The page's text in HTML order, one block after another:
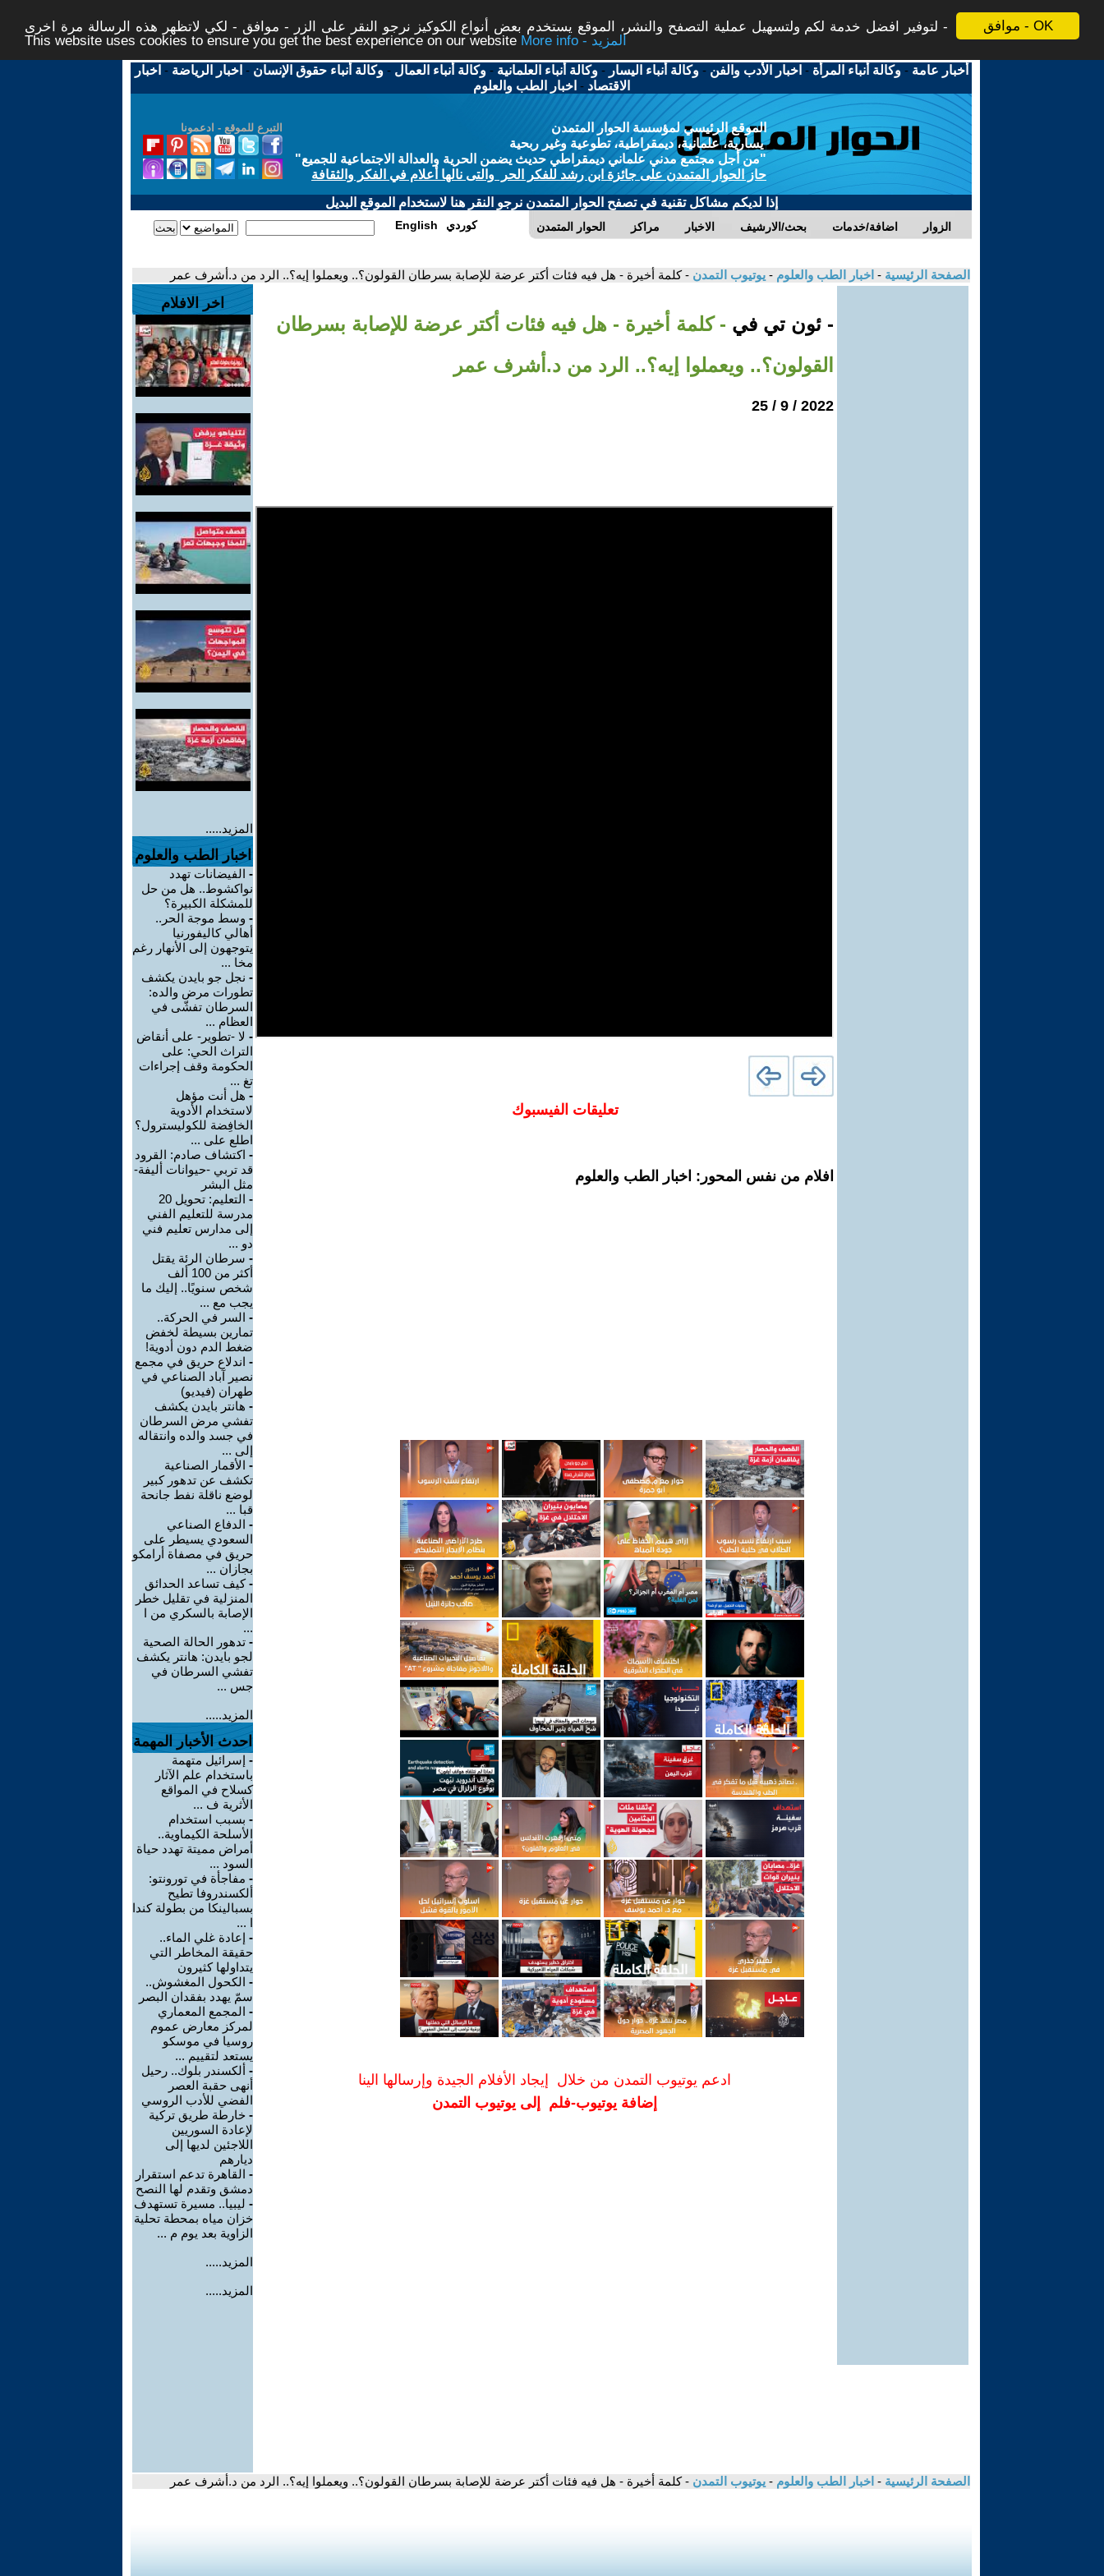
موافق - OK
لتوفير افضل خدمة لكم ولتسهيل عملية التصفح والنشر، الموقع يستخدم بعض أنواع الكوكيز نرجو النقر على الزر - موافق - لكي لاتظهر هذه الرسالة مرة اخرى -
This website uses cookies to ensure you get the best experience on our website
More info - المزيد
أخبار عامة -وكالة أنباء المرأة - اخبار الأدب والفن -وكالة أنباء اليسار -وكالة أنباء العلمانية -وكالة أنباء العمال -وكالة أنباء حقوق الإنسان - اخبار الرياضة - اخبار
الاقتصاد - اخبار الطب والعلوم
التبرع للموقع - ادعمونا
الموقع الرئيسي لمؤسسة الحوار المتمدن
يسارية، علمانية، ديمقراطية، تطوعية وغير ربحية
"من أجل مجتمع مدني علماني ديمقراطي حديث يضمن الحرية والعدالة الاجتماعية للجميع"
حاز الحوار المتمدن على جائزة ابن رشد للفكر الحر والتى نالها أعلام في الفكر والثقافة
إذا لديكم مشاكل تقنية في تصفح الحوار المتمدن نرجو النقر هنا لاستخدام الموقع البديل
الحوار المتمدن مراكز الاخبار بحث/الارشيف اضافة/خدمات الزوار English كوردي
الصفحة الرئيسية - اخبار الطب والعلوم - يوتيوب التمدن - كلمة أخيرة - هل فيه فئات أكتر عرضة للإصابة بسرطان القولون؟.. ويعملوا إيه؟.. الرد من د.أشرف عمر
- ئون تي في - كلمة أخيرة - هل فيه فئات أكتر عرضة للإصابة بسرطان
القولون؟.. ويعملوا إيه؟.. الرد من د.أشرف عمر
2022 / 9 / 25
تعليقات الفيسبوك
افلام من نفس المحور: اخبار الطب والعلوم
ادعم يوتيوب التمدن من خلال إيجاد الأفلام الجيدة وإرسالها الينا
إضافة يوتيوب-فلم إلى يوتيوب التمدن
اخر الافلام
المزيد.....
اخبار الطب والعلوم
- الفيضانات تهدد
نواكشوط.. هل من حل
للمشكلة الكبيرة؟
- وسط موجة الحر..
أهالي كاليفورنيا
يتوجهون إلى الأنهار رغم
مخا ...
- نجل جو بايدن يكشف
تطورات مرض والده:
السرطان تفشّى في
العظام ...
- لا -تطوير- على أنقاض
التراث الحي: على
الحكومة وقف إجراءات
تغ ...
- هل أنت مؤهل
لاستخدام الأدوية
الخافِضة للكوليسترول؟
اطلع على ...
- اكتشاف صادم: القرود
قد تربي -حيوانات أليفة-
مثل البشر
-
التعليم: تحويل 20
مدرسة للتعليم الفني
إلى مدارس تعليم فني
دو ...
- سرطان الرئة يقتل
أكثر من 100 ألف
شخص سنويًا.. إليك ما
يجب مع ...
- السر في الحركة..
تمارين بسيطة لخفض
ضغط الدم دون أدوية!
- اندلاع حريق في مجمع
نصير آباد الصناعي في
طهران (فيديو)
- هانتر بايدن يكشف
تفشي مرض السرطان
في جسد والده وانتقاله
إلى ...
- الأقمار الصناعية
تكشف عن تدهور كبير
لوضع ناقلة نفط جانحة
قبا ...
- الدفاع الصناعي
السعودي يسيطر على
حريق في مصفاة أرامكو
بجازان ...
-كيف تساعد الحدائق
المنزلية في تقليل خطر
الإصابة بالسكري من ا
...
- تدهور الحالة الصحية
لجو بايدن: هانتر يكشف
تفشي السرطان في
جس ...
المزيد.....
احدث الأخبار المهمة
- إسرائيل متهمة
باستخدام علم الآثار
كسلاح في المواقع
الأثرية ف ...
- بسبب استخدام
الأسلحة الكيماوية..
أمراض مميتة تهدد حياة
السود ...
- مفاجأة في تورونتو:
ألكسندروفا تطيح
بسبالينكا من بطولة كندا
ا ...
- إعادة غلي الماء..
حقيقة المخاطر التي
يتداولها كثيرون
- الكحول المغشوش..
سمّ يهدد بفقدان البصر
- المجمع المعماري
لمركز معارض عموم
روسيا في موسكو
يستعد لتقييم ...
- ألكسندر بلوك.. رحيل
أنهى حقبة العصر
الفضي للأدب الروسي
- خارطة طريق تركية
لإعادة السوريين
اللاجئين لديها إلى
ديارهم
- القاهرة تدعم استقرار
دمشق وتقدم لها النصح
- ليبيا.. مسيرة تستهدف
خزان مياه بمحطة تحلية
الزاوية بعد يوم م ...
المزيد.....
المزيد.....
الصفحة الرئيسية - اخبار الطب والعلوم - يوتيوب التمدن - كلمة أخيرة - هل فيه فئات أكتر عرضة للإصابة بسرطان القولون؟.. ويعملوا إيه؟.. الرد من د.أشرف عمر